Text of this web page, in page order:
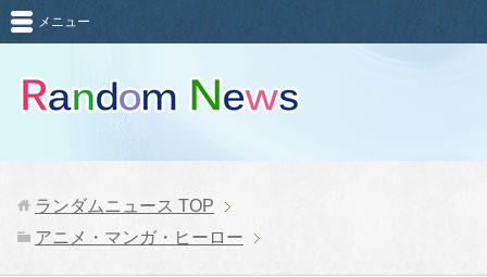
メニュー
ランダムニュース TOP
アニメ・マンガ・ヒーロー